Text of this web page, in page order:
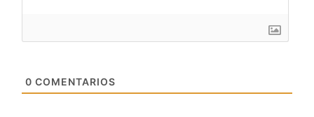
0 COMENTARIOS